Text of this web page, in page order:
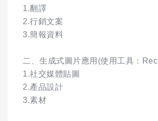
1.翻譯
2.行銷文案
3.簡報資料
二、生成式圖片應用(使用工具：
1.社交媒體貼圖
2.產品設計
3.素材